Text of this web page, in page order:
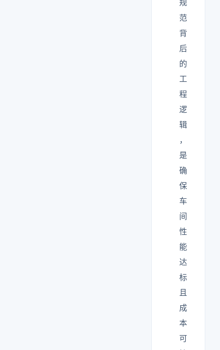
规
范
背
后
的
工
程
逻
辑
，
是
确
保
车
间
性
能
达
标
且
成
本
可